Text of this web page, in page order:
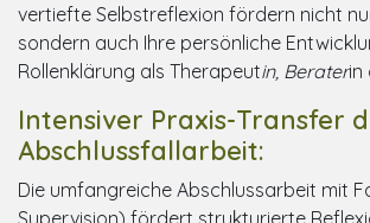
vertiefte Selbstreflexion fördern nicht
sondern auch Ihre persönliche
Rollenklärung als Therapeutin, Beraterin
Intensiver Praxis-Transfer
Abschlussfallarbeit:
Die umfangreiche Abschlussarbeit mit
Supervision) fördert strukturierte